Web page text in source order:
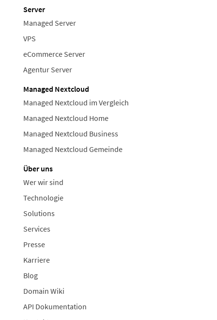
Server
Managed Server
VPS
eCommerce Server
Agentur Server
Managed Nextcloud
Managed Nextcloud im Vergleich
Managed Nextcloud Home
Managed Nextcloud Business
Managed Nextcloud Gemeinde
Über uns
Wer wir sind
Technologie
Solutions
Services
Presse
Karriere
Blog
Domain Wiki
API Dokumentation